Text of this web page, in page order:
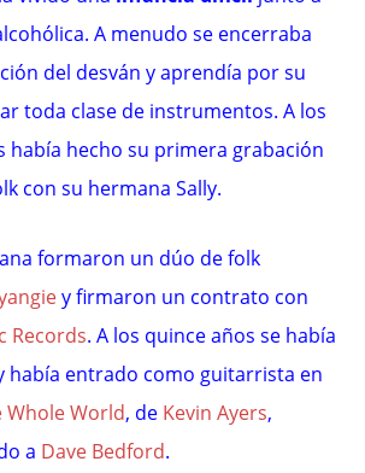
A menudo se encerraba
del desván y aprendía por su
toda clase de instrumentos. A los
había hecho su primera grabación
con su hermana Sally.
formaron un dúo de folk
y firmaron un contrato con
Records. A los quince años se había
había entrado como guitarrista en
Whole World, de Kevin Ayers,
a Dave Bedford.